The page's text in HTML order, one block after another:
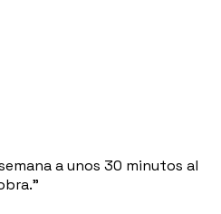
a unos 30 minutos al